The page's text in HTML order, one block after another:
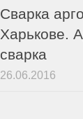
Сварка
Харькове.
сварка
26.06.2016